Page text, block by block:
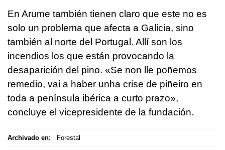
En Arume también tienen claro que este no es
solo un problema que afecta a Galicia, sino
también al norte del Portugal. Allí son los
incendios los que están provocando la
desaparición del pino. «Se non lle poñemos
remedio, vai a haber unha crise de piñeiro en
toda a península ibérica a curto prazo»,
concluye el vicepresidente de la fundación.
Archivado en: Forestal